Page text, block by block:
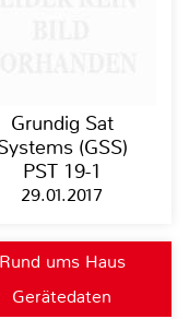
Grundig Sat
(GSS)
PST 19-1
29.01.2017
Rund ums Haus
Gerätedaten